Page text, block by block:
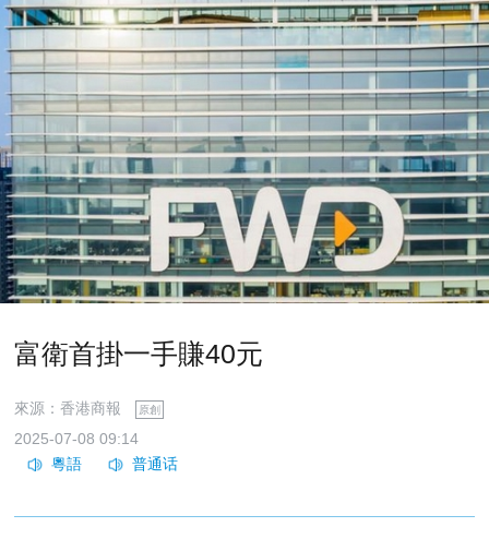
富衛首掛一手賺40元
來源：香港商報 原創
2025-07-08 09:14